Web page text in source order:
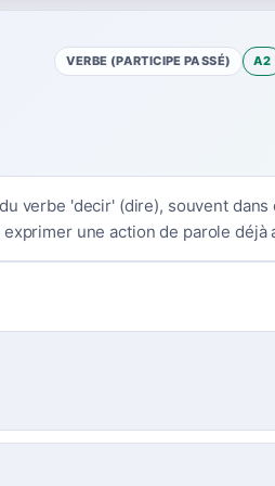
VERBE (PARTICIPE PASSÉ) A2
verbe 'decir' (dire), souvent
une action de parole déjà